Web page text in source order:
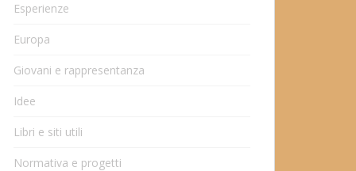
Esperienze
Europa
Giovani e rappresentanza
Idee
Libri e siti utili
Normativa e progetti